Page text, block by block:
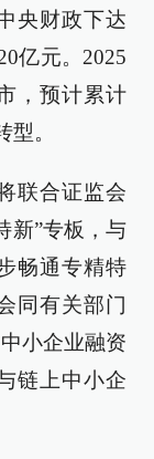
央财政下达
亿元。2025
，预计累计
。
联合证监会
新”专板，与
畅通专精特
同有关部门
小企业融资
链上中小企